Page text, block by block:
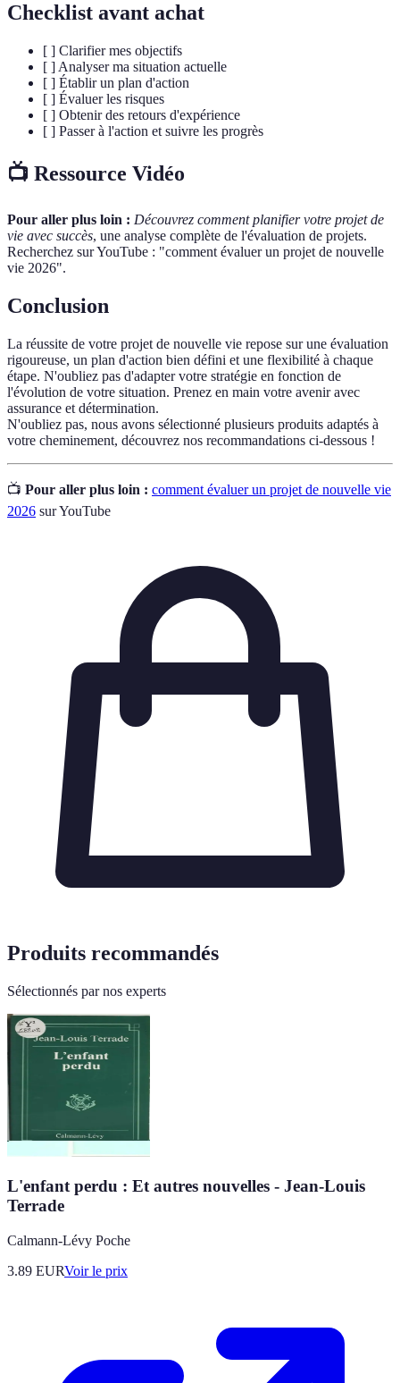
Checklist avant achat
[ ] Clarifier mes objectifs
[ ] Analyser ma situation actuelle
[ ] Établir un plan d'action
[ ] Évaluer les risques
[ ] Obtenir des retours d'expérience
[ ] Passer à l'action et suivre les progrès
📺 Ressource Vidéo
Pour aller plus loin : Découvrez comment planifier votre projet de
vie avec succès, une analyse complète de l'évaluation de projets.
Recherchez sur YouTube : "comment évaluer un projet de nouvelle
vie 2026".
Conclusion
La réussite de votre projet de nouvelle vie repose sur une évaluation
rigoureuse, un plan d'action bien défini et une flexibilité à chaque
étape. N'oubliez pas d'adapter votre stratégie en fonction de
l'évolution de votre situation. Prenez en main votre avenir avec
assurance et détermination.
N'oubliez pas, nous avons sélectionné plusieurs produits adaptés à
votre cheminement, découvrez nos recommandations ci-dessous !
📺 Pour aller plus loin : comment évaluer un projet de nouvelle vie
2026 sur YouTube
Produits recommandés
Sélectionnés par nos experts
L'enfant perdu : Et autres nouvelles - Jean-Louis
Terrade
Calmann-Lévy Poche
3.89 EURVoir le prix